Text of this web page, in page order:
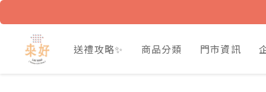
送禮攻略✨ 商品分類 門市資訊